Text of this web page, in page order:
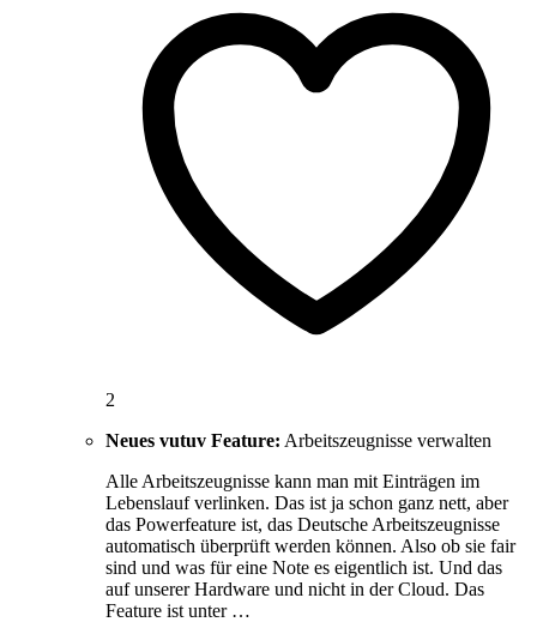
2
Neues vutuv Feature: Arbeitszeugnisse verwalten
Alle Arbeitszeugnisse kann man mit Einträgen im
Lebenslauf verlinken. Das ist ja schon ganz nett, aber
das Powerfeature ist, das Deutsche Arbeitszeugnisse
automatisch überprüft werden können. Also ob sie fair
sind und was für eine Note es eigentlich ist. Und das
auf unserer Hardware und nicht in der Cloud. Das
Feature ist unter …